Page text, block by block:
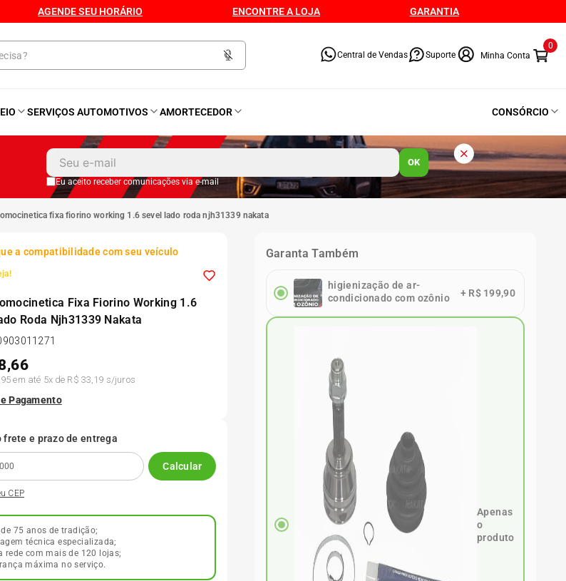
AGENDE SEU HORÁRIO ENCONTRE A LOJA GARANTIA
Central de Vendas Suporte
0
SERVIÇOS AUTOMOTIVOS AMORTECEDOR CONSÓRCIO
OK
Eu aceito receber comunicações via e-mail
fixa fiorino working 1.6 sevel lado roda njh31339 nakata
a compatibilidade com seu veículo
Fixa Fiorino Working 1.6
Roda Njh31339 Nakata
em até 5x de R$ 33,19 s/juros
Pagamento
frete e prazo de entrega
Calcular
CEP
75 anos de tradição;
técnica especializada;
rede com mais de 120 lojas;
máxima no serviço.
Garanta Também
higienização de ar-
condicionado com ozônio
+ R$ 199,90
Apenas
o
produto
Xbri Aro 13